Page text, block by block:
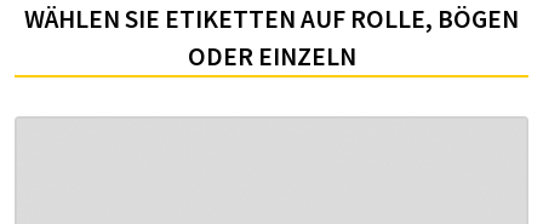
WÄHLEN SIE ETIKETTEN AUF ROLLE, BÖGEN
ODER EINZELN